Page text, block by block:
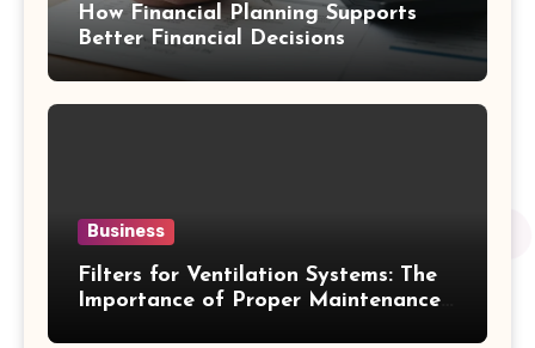
How Financial Planning Supports
Better Financial Decisions
Business
Filters for Ventilation Systems: The
Importance of Proper Maintenance